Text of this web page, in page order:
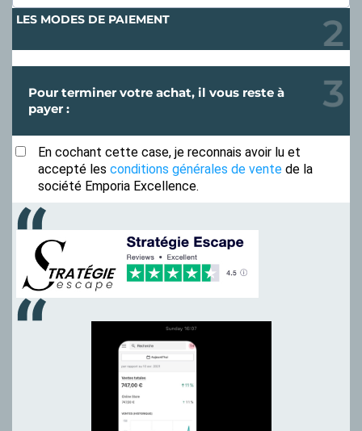
LES MODES DE PAIEMENT
Pour terminer votre achat, il vous reste à
payer :
En cochant cette case, je reconnais avoir lu et
accepté les conditions générales de vente de la
société Emporia Excellence.